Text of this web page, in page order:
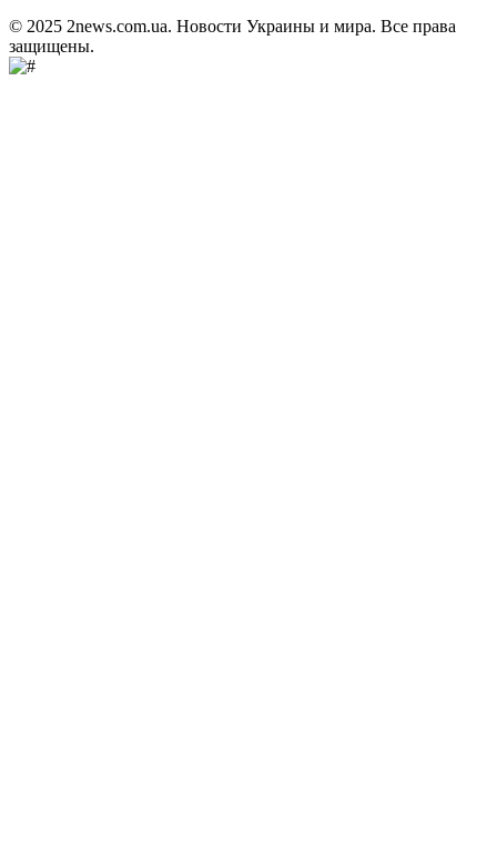
© 2025 2news.com.ua. Новости Украины и мира. Все права
защищены.